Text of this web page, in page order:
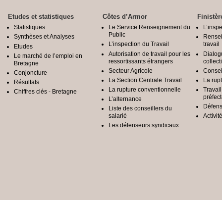
Etudes et statistiques
Statistiques
Synthèses et Analyses
Etudes
Le marché de l’emploi en
Bretagne
Conjoncture
Résultats
Chiffres clés - Bretagne
Côtes d’Armor
Le Service Renseignement du
Public
L’inspection du Travail
Autorisation de travail pour les
ressortissants étrangers
Secteur Agricole
La Section Centrale Travail
La rupture conventionnelle
L’alternance
Liste des conseillers du
salarié
Les défenseurs syndicaux
travail
La